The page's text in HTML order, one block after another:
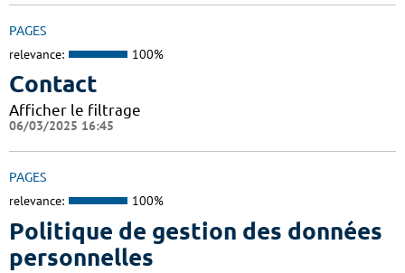
PAGES
relevance: 100%
Contact
Afficher le filtrage
06/03/2025 16:45
PAGES
relevance: 100%
Politique de gestion des données
personnelles